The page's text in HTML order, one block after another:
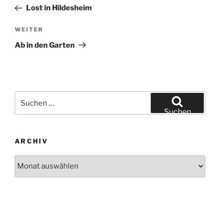
Beitrag
Lost in Hildesheim
Nächster
Beitrag
WEITER
Ab in den Garten
nach:
Suchen
ARCHIV